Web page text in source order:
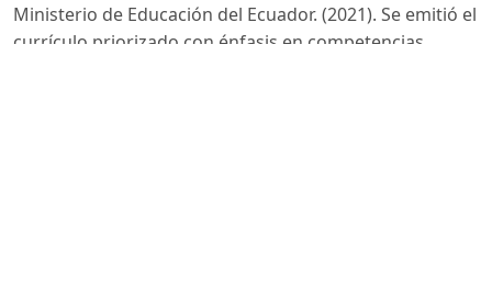
Ministerio de Educación del Ecuador. (2021). Se emitió el
currículo priorizado con énfasis en competencias